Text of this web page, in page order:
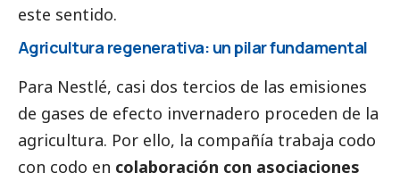
este sentido.
Agricultura regenerativa: un pilar fundamental
Para Nestlé, casi dos tercios de las emisiones
de gases de efecto invernadero proceden de la
agricultura. Por ello, la compañía trabaja codo
con codo en colaboración con asociaciones